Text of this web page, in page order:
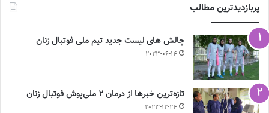
پربازدیدترین مطالب
چالش هاى ليست جدید تيم ملى فوتبال زنان
2023-06-14
تازه‌ترین خبرها از درمان ۲ ملی‌پوش فوتبال زنان
2023-12-24